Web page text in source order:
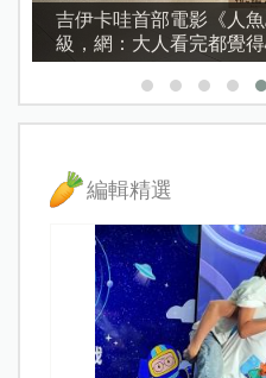
吉伊卡哇首部電影《人
級，網：大人看完都覺
編輯精選